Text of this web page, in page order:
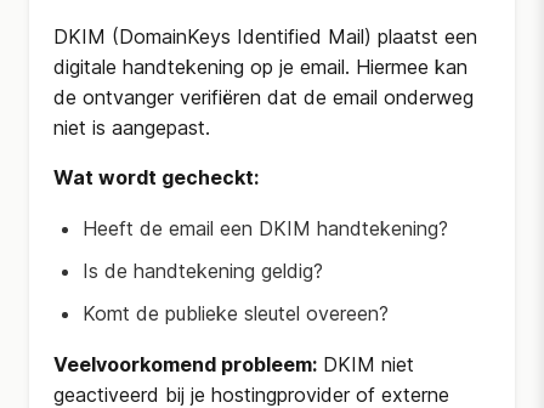
DKIM (DomainKeys Identified Mail) plaatst een
digitale handtekening op je email. Hiermee kan
de ontvanger verifiëren dat de email onderweg
niet is aangepast.
Wat wordt gecheckt:
Heeft de email een DKIM handtekening?
Is de handtekening geldig?
Komt de publieke sleutel overeen?
Veelvoorkomend probleem: DKIM niet
geactiveerd bij je hostingprovider of externe